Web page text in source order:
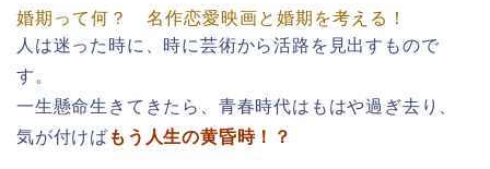
婚期って何？ 名作恋愛映画と婚期を考える！
人は迷った時に、時に芸術から活路を見出すもので
す。
一生懸命生きてきたら、青春時代はもはや過ぎ去り、
気が付けば もう人生の黄昏時！？